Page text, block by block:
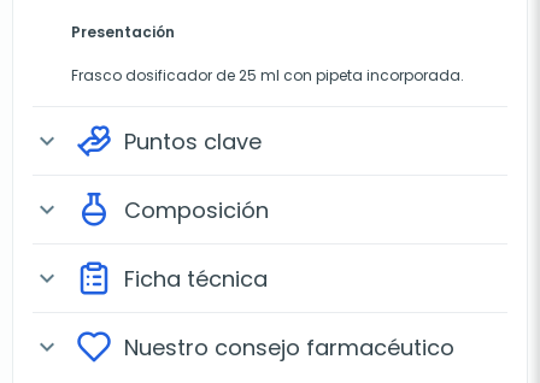
Presentación
Frasco dosificador de 25 ml con pipeta incorporada.
expand_more Puntos clave
expand_more Composición
expand_more Ficha técnica
expand_more Nuestro consejo farmacéutico